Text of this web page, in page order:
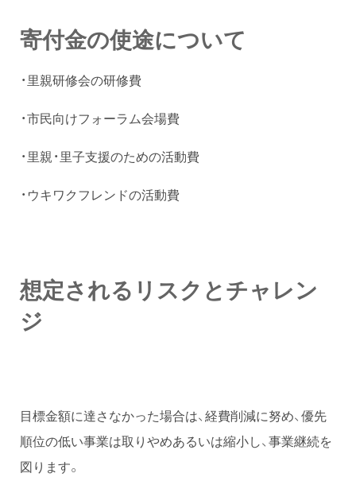
寄付金の使途について
・里親研修会の研修費
・市民向けフォーラム会場費
・里親・里子支援のための活動費
・ウキワクフレンドの活動費
想定されるリスクとチャレン
ジ
目標金額に達さなかった場合は、経費削減に努め、優先
順位の低い事業は取りやめあるいは縮小し、事業継続を
図ります。